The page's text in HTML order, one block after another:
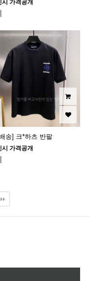
시 가격공개
송] 크*하츠 반팔
시 가격공개